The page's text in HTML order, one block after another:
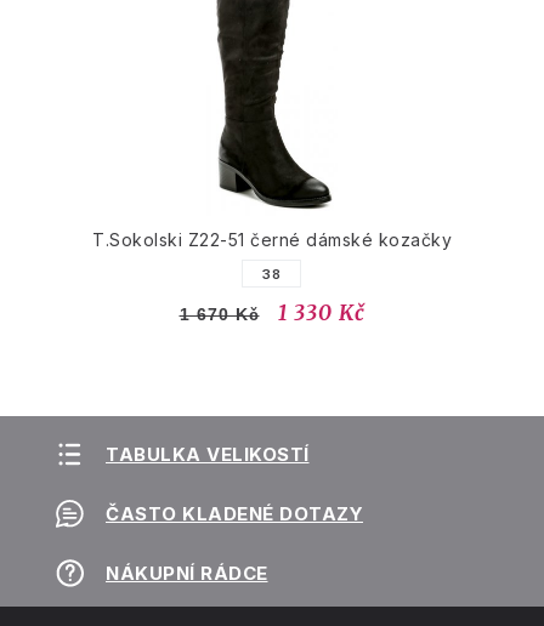
T.Sokolski Z22-51 černé dámské kozačky
38
1 670 Kč 1 330 Kč
TABULKA VELIKOSTÍ
ČASTO KLADENÉ DOTAZY
NÁKUPNÍ RÁDCE